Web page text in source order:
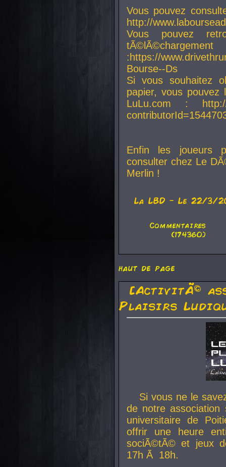
Vous pouvez
http://
Vous pouvez
:https://
Bourse--Ds
Si vous souhaitez
papier, vous
LuLu.com : http://
Enfin les joueurs
consulter chez Le
Merlin !
La LBD - Le 22/3/
Commentaires
(174360)
haut de page
[ActivitÃ©
Plaisirs
Si vous ne le
de notre
universitaire de
offrir une heure
sociÃ©tÃ© et jeux
17h Ã 18h.